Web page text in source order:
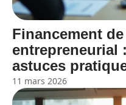
Financement
entrepreneurial
astuces
11 mars 2026